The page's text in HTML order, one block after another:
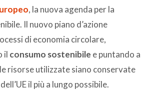
, la nuova agenda per la
Il nuovo piano d’azione
di economia circolare,
il consumo sostenibile e puntando a
risorse utilizzate siano conservate
il più a lungo possibile.